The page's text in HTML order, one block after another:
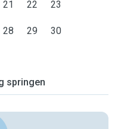
21 22 23
28 29 30
springen